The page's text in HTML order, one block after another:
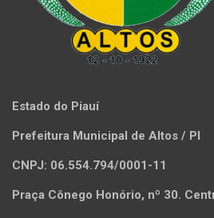
Estado do Piauí
Prefeitura Municipal de Altos / PI
CNPJ: 06.554.794/0001-11
Praça Cônego Honório, nº 30.